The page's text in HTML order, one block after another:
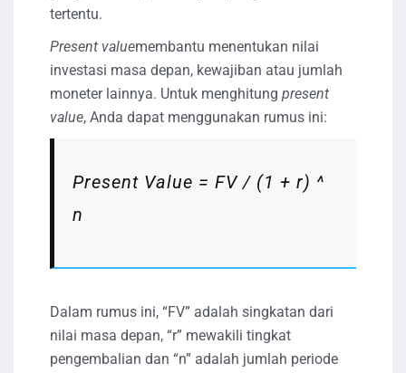
tertentu.
Present valuemembantu menentukan nilai
investasi masa depan, kewajiban atau jumlah
moneter lainnya. Untuk menghitung present
value, Anda dapat menggunakan rumus ini:
Present Value = FV / (1 + r) ^
n
Dalam rumus ini, “FV” adalah singkatan dari
nilai masa depan, “r” mewakili tingkat
pengembalian dan “n” adalah jumlah periode